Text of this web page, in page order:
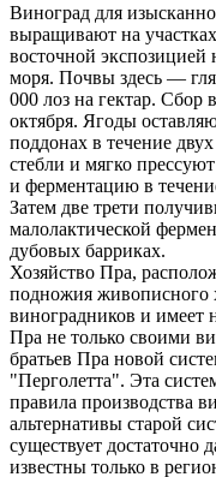
Виноград для
выращивают на
восточной экспозицией
моря. Почвы здесь —
000 лоз на гектар. Сбор
октября. Ягоды
поддонах в течение
стебли и мягко
и ферментацию в
Затем две трети
малолактической
дубовых барриках.
Хозяйство Пра,
подножия живописного
виноградников и имеет
Пра не только своими
братьев Пра новой
"Перголетта". Эта
правила производства
альтернативы старой
существует достаточно
известны только в